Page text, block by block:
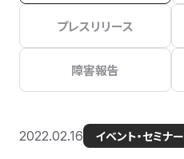
プレスリリース
障害報告
2022.02.16 イベント・セミナー